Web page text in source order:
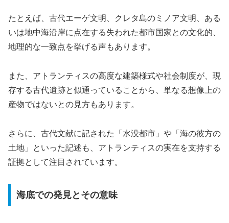
たとえば、古代エーゲ文明、クレタ島のミノア文明、ある
いは地中海沿岸に点在する失われた都市国家との文化的、
地理的な一致点を挙げる声もあります。
また、アトランティスの高度な建築様式や社会制度が、現
存する古代遺跡と似通っていることから、単なる想像上の
産物ではないとの見方もあります。
さらに、古代文献に記された「水没都市」や「海の彼方の
土地」といった記述も、アトランティスの実在を支持する
証拠として注目されています。
海底での発見とその意味